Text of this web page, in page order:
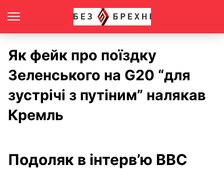
Як фейк про поїздку
Зеленського на G20 “для
зустрічі з путіним” налякав
Кремль
Подоляк в інтерв’ю BBC